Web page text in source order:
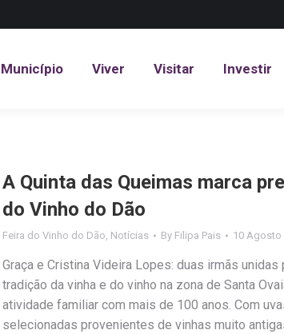
Município Viver Visitar Investir
A Quinta das Queimas marca
do Vinho do Dão
Feira do Vinho do Dão, Notícias By Filipa Pais 10 Agosto
Graça e Cristina Videira Lopes: duas irmãs
tradição da vinha e do vinho na zona de Santa
atividade familiar com mais de 100 anos. Com
selecionadas provenientes de vinhas muito
Município Viver Visitar Investir